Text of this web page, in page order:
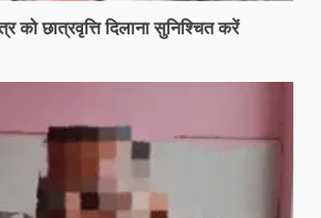
को छात्रवृत्ति दिलाना सुनिश्चित करें